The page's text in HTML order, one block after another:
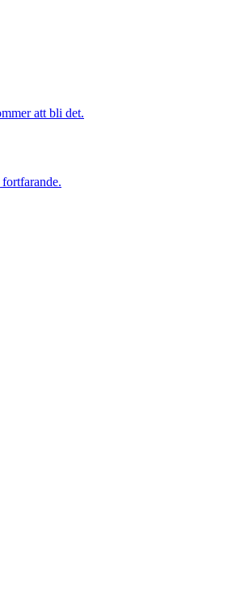
att bli det.